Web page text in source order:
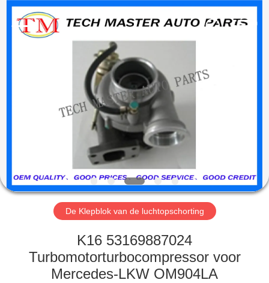
PRODUCTEN
OVER
ONS
FABRIEKSRONDLEIDING
KWALITEITSCONTROLE
master
auto
De Klepblok van de luchtopschorting
K16 53169887024
Turbomotorturbocompressor voor
Mercedes-LKW OM904LA